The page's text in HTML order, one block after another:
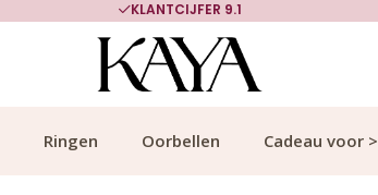
KLANTCIJFER 9.1
Ringen Oorbellen Cadeau voor >